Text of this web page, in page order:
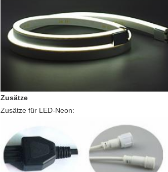
Zusätze
Zusätze für LED-Neon: